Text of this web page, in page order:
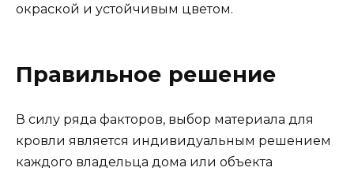
окраской и устойчивым цветом.
Правильное решение
В силу ряда факторов, выбор материала для
кровли является индивидуальным решением
каждого владельца дома или объекта